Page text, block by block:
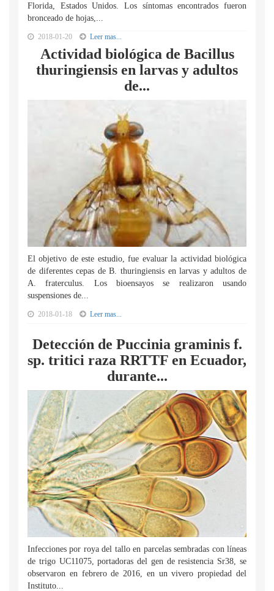
Florida, Estados Unidos. Los síntomas encontrados fueron
bronceado de hojas,...
2018-01-20 Leer mas...
Actividad biológica de Bacillus
thuringiensis en larvas y adultos
de...
El objetivo de este estudio, fue evaluar la actividad biológica
de diferentes cepas de B. thuringiensis en larvas y adultos de
A. fraterculus. Los bioensayos se realizaron usando
suspensiones de...
2018-01-18 Leer mas...
Detección de Puccinia graminis f.
sp. tritici raza RRTTF en Ecuador,
durante...
Infecciones por roya del tallo en parcelas sembradas con líneas
de trigo UC11075, portadoras del gen de resistencia Sr38, se
observaron en febrero de 2016, en un vivero propiedad del
Instituto...